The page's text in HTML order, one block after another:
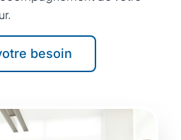
besoin